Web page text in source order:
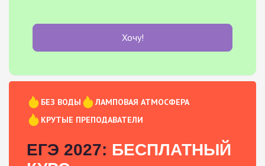
Хочу!
БЕЗ ВОДЫ
ЛАМПОВАЯ АТМОСФЕРА
КРУТЫЕ ПРЕПОДАВАТЕЛИ
ЕГЭ 2027: БЕСПЛАТНЫЙ